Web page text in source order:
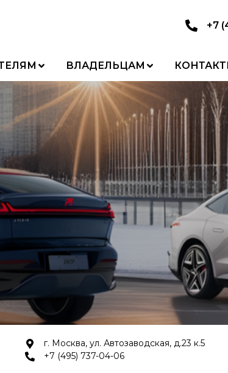
+7
ВЛАДЕЛЬЦАМ
г. Москва, ул. Автозаводская, д.23 к.5
+7 (495) 737-04-06